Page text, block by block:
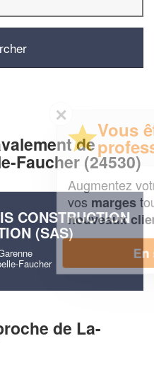
de
Faucher (24530)
CONSTRUCTION
(SAS)
Faucher
de La-
?
chiffre d'affaireset
tout en gagnant de
!
savoir plus